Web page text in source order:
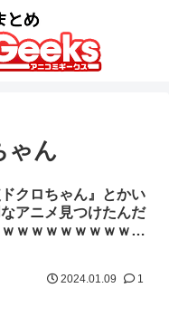
ゃん
ドクロちゃん』とかい
アニメ見つけたんだ
ｗｗｗｗｗｗｗｗｗ
2024.01.09 1